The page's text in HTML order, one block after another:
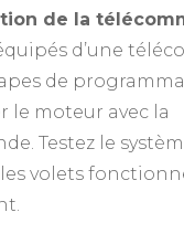
de la
d’une
de
le moteur avec la
Testez le
volets